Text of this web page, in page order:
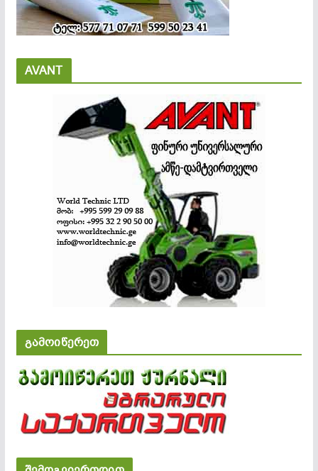
AVANT
გამოიწერეთ